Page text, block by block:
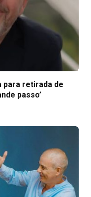
para retirada de
passo’